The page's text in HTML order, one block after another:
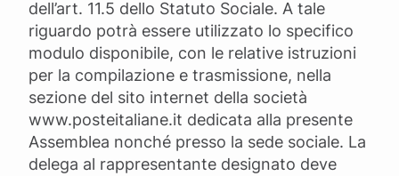
dell’art. 11.5 dello Statuto Sociale. A tale
riguardo potrà essere utilizzato lo specifico
modulo disponibile, con le relative istruzioni
per la compilazione e trasmissione, nella
sezione del sito internet della società
www.posteitaliane.it dedicata alla presente
Assemblea nonché presso la sede sociale. La
delega al rappresentante designato deve